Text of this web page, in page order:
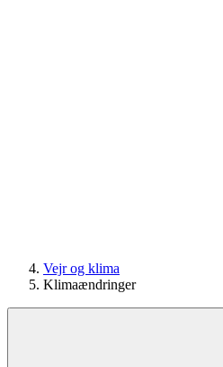
Vejr og klima
Klimaændringer